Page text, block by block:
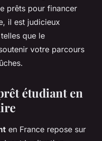
prêts pour financer
il est judicieux
que le
votre parcours
étudiant en
en France repose sur